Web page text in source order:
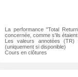
La performance "Total
concernée, comme s'ils
Les valeurs annotées (TR)
(uniquement si disponible)
Cours en clôtures